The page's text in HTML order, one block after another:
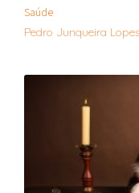
Saúde
Pedro Junqueira Lopes